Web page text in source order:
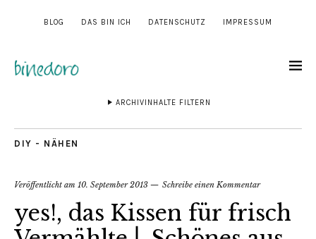
BLOG DAS BIN ICH DATENSCHUTZ IMPRESSUM
ARCHIVINHALTE FILTERN
DIY - NÄHEN
Veröffentlicht am 10. September 2013 Schreibe einen Kommentar
yes!, das Kissen für frisch